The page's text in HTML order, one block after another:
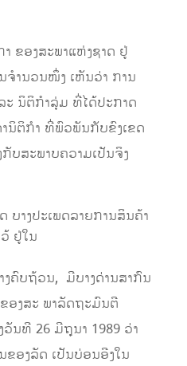
ຂອງສະພາ​ແຫ່ງ​ຊາດ ຢູ່
ຳນວນໜຶ່ງ ເຫັນວ່າ ການ
ນິຕິກໍາລຸ່ມ ທີ່ໄດ້ປະກາດ
ນິຕິກຳ ທີ່ພົວພັນກັບຂົງເຂດ
ບສະພາບຄວາມເປັນຈິງ
ບາງປະເພດລາຍການສິນຄ້າ
ຢູ່ໃນ
ຄົບຖ້ວນ, ມີບາງດ່ານສາກົນ
ອງສະ ພາລັດຖະມົນຕີ
ນທີ 26 ມີຖຸນາ 1989 ວ່າ
ອງລັດ ເປັນບ່ອນອີງໃນ